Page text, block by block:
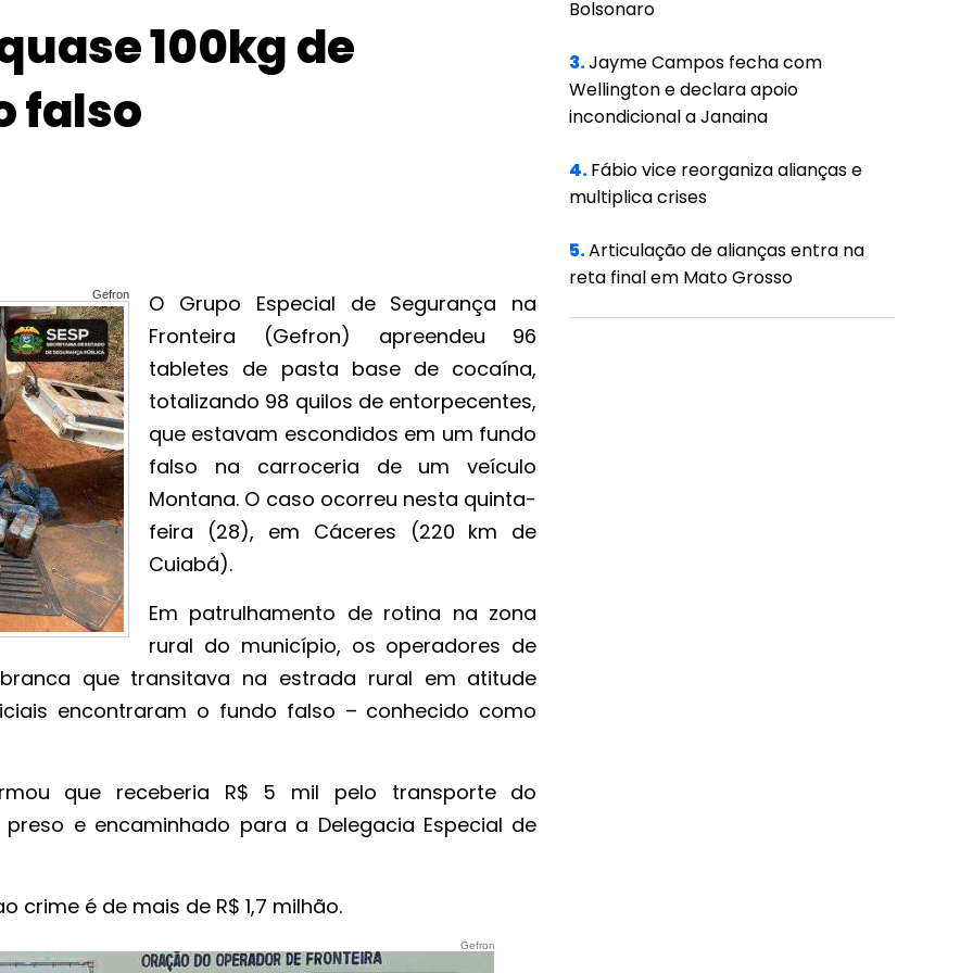
100kg de
falso
Gefron
O Grupo Especial de Segurança na
Fronteira (Gefron) apreendeu 96
tabletes de pasta base de cocaína,
totalizando 98 quilos de entorpecentes,
que estavam escondidos em um fundo
falso na carroceria de um veículo
Montana. O caso ocorreu nesta quinta-
feira (28), em Cáceres (220 km de
Cuiabá).
Em patrulhamento de rotina na zona
rural do município, os operadores de
que transitava na estrada rural em atitude
encontraram o fundo falso – conhecido como
que receberia R$ 5 mil pelo transporte do
e encaminhado para a Delegacia Especial de
crime é de mais de R$ 1,7 milhão.
Gefron
Bolsonaro
3.Jayme Campos fecha com
Wellington e declara apoio
incondicional a Janaina
4.Fábio vice reorganiza alianças e
multiplica crises
5.Articulação de alianças entra na
reta final em Mato Grosso